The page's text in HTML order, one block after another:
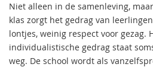
Niet alleen in de samenleving,
klas zorgt het gedrag van
lontjes, weinig respect voor gezag.
individualistische gedrag staat
weg. De school wordt als